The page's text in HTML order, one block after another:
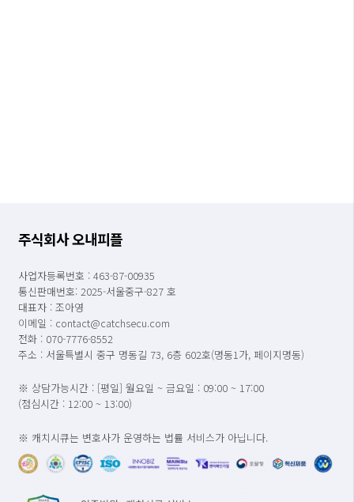
주식회사 오내피플
사업자등록번호 : 463-87-00935
통신판매번호: 2025-서울중구-827 호
대표자 : 조아영
이메일 : contact@catchsecu.com
전화 : 070-7776-8552
주소 : 서울특별시 중구 명동길 73, 6층 602호(명동1가, 페이지명동)
※ 상담가능시간 : [평일] 월요일 ~ 금요일 : 09:00 ~ 17:00
(점심시간 : 12:00 ~ 13:00)
※ 캐치시큐는 변호사가 운영하는 법률 서비스가 아닙니다.